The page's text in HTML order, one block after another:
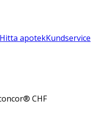
Hitta apotekKundservice
CHF